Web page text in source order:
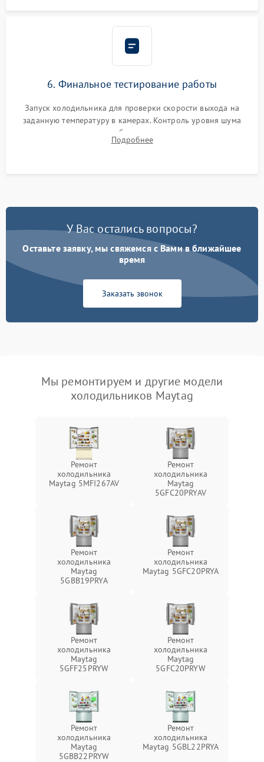
6. Финальное тестирование работы
Запуск холодильника для проверки скорости выхода на
заданную температуру в камерах. Контроль уровня шума
компрессора, отсутствия обмерзания стенок и корректного
срабатывания системы автоматической оттайки.
Подробнее
У Вас остались вопросы?
Оставьте заявку, мы свяжемся с Вами в ближайшее
время
Заказать звонок
Мы ремонтируем и другие модели
холодильников Maytag
Ремонт
холодильника
Maytag 5MFI267AV
Ремонт
холодильника
Maytag
5GFC20PRYAV
Ремонт
холодильника
Maytag
5GBB19PRYA
Ремонт
холодильника
Maytag 5GFC20PRYA
Ремонт
холодильника
Maytag
5GFF25PRYW
Ремонт
холодильника
Maytag
5GFC20PRYW
Ремонт
холодильника
Maytag
5GBB22PRYW
Ремонт
холодильника
Maytag 5GBL22PRYA